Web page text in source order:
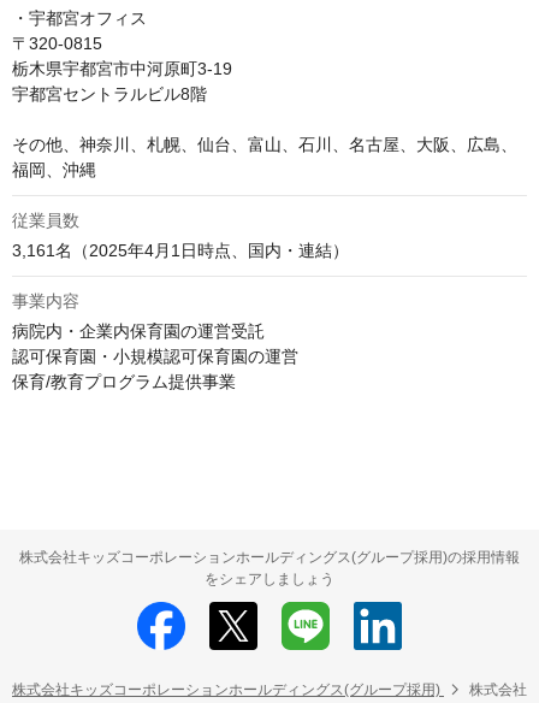
・宇都宮オフィス
〒320-0815
栃木県宇都宮市中河原町3-19
宇都宮セントラルビル8階
その他、神奈川、札幌、仙台、富山、石川、名古屋、大阪、広島、
従業員数
3,161名（2025年4月1日時点、国内・連結）
事業内容
病院内・企業内保育園の運営受託
認可保育園・小規模認可保育園の運営
保育/教育プログラム提供事業
株式会社キッズコーポレーションホールディングス(グループ採用)の採用情報
をシェアしましょう
株式会社キッズコーポレーションホールディングス(グループ採用) 株式会社